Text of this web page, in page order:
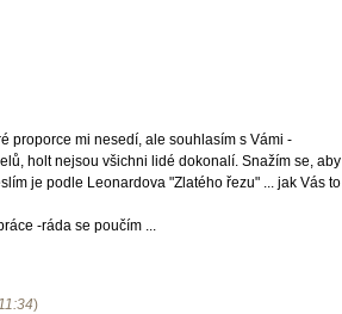
proporce mi nesedí, ale souhlasím s Vámi -
holt nejsou všichni lidé dokonalí. Snažím se, aby
je podle Leonardova "Zlatého řezu" ... jak Vás to
-ráda se poučím ...
)